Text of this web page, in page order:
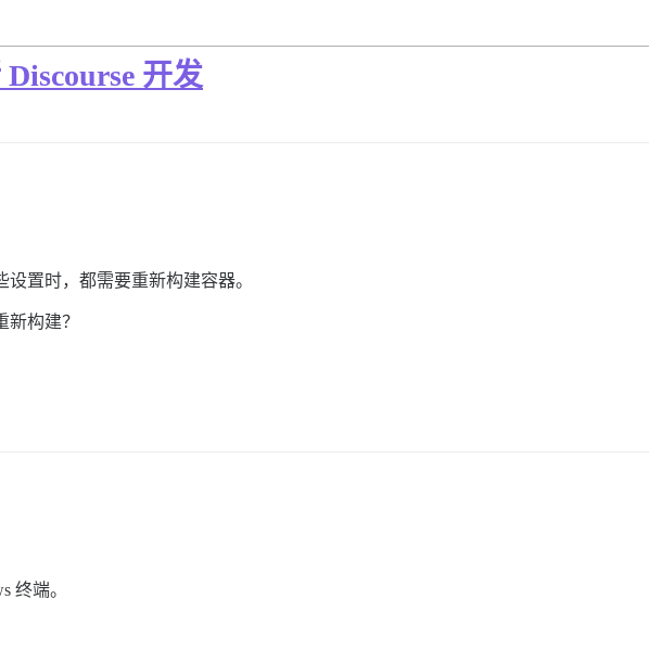
开发
置时，都需要重新构建容器。
构建？
终端。